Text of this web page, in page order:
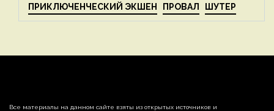
ПРИКЛЮЧЕНЧЕСКИЙ ЭКШЕН ПРОВАЛ ШУТЕР
Все материалы на данном сайте взяты из открытых источников и